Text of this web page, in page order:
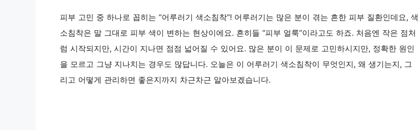
피부 고민 중 하나로 꼽히는 “어루러기 색소침착”! 어루러기는 많은 분이 겪는 흔한 피부 질환인데요, 색
소침착은 말 그대로 피부 색이 변하는 현상이에요. 흔히들 “피부 얼룩”이라고도 하죠. 처음엔 작은 점처
럼 시작되지만, 시간이 지나면 점점 넓어질 수 있어요. 많은 분이 이 문제로 고민하시지만, 정확한 원인
을 모르고 그냥 지나치는 경우도 많답니다. 오늘은 이 어루러기 색소침착이 무엇인지, 왜 생기는지, 그
리고 어떻게 관리하면 좋은지까지 차근차근 알아보겠습니다.